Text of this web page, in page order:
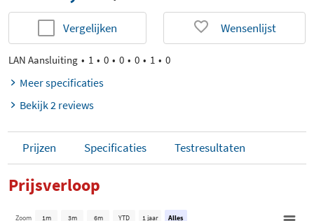
Vergelijken Wensenlijst
LAN Aansluiting 1 0 0 0 1 0
Meer specificaties
Bekijk 2 reviews
Prijzen Specificaties Testresultaten
Prijsverloop
Zoom 1m 3m 6m YTD 1 jaar Alles